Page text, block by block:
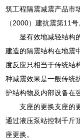
筑工程隔震减震产品市
（2000）建抗震第11号
显有效地减轻结构
建造的隔震结构在地震
度反应只相当于传统结
种减震效果是一般传统
护结构物及内部设备在
支座的更换支座的
通过液压泵站控制千斤
座更换。